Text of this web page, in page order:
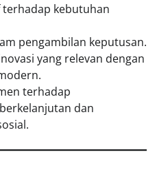
kebutuhan
pengambilan keputusan.
yang relevan dengan
terhadap
dan